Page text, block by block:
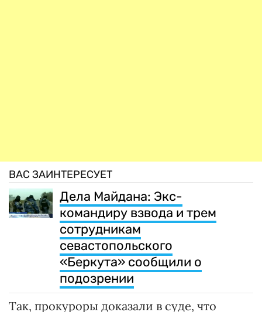
ВАС ЗАИНТЕРЕСУЕТ
Дела Майдана: Экс-
командиру взвода и трем
сотрудникам
севастопольского
«Беркута» сообщили о
подозрении
Так, прокуроры доказали в суде, что